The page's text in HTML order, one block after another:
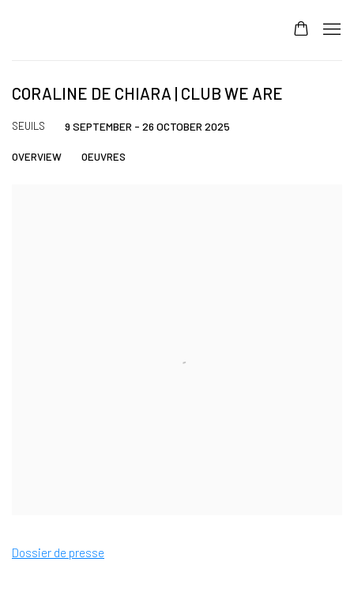
CORALINE DE CHIARA | CLUB WE ARE
SEUILS 9 SEPTEMBER - 26 OCTOBER 2025
OVERVIEW OEUVRES
Dossier de presse